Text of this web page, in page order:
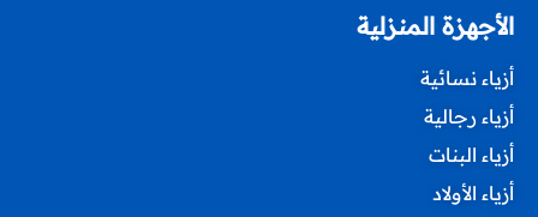
الأجهزة المنزلية
أزياء نسائية
أزياء رجالية
أزياء البنات
أزياء الأولاد